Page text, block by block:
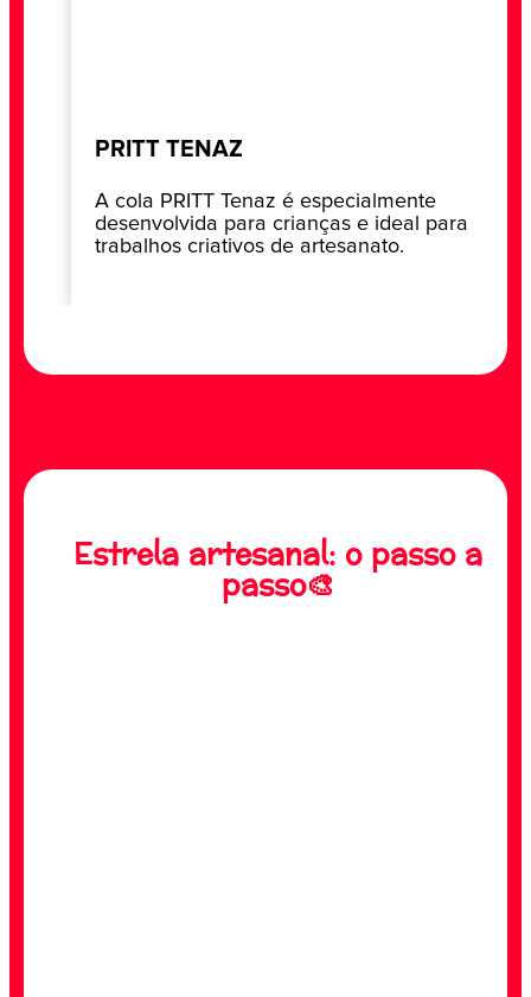
PRITT TENAZ
A cola PRITT Tenaz é especialmente
desenvolvida para crianças e ideal para
trabalhos criativos de artesanato.
Estrela artesanal: o passo a
passo🎨